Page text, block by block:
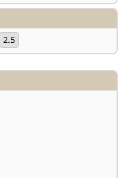
2.5